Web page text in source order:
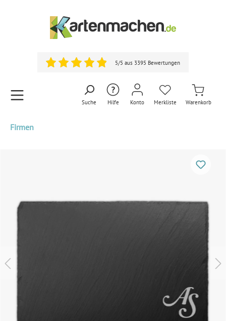
5/5 aus 3395 Bewertungen
Suche Hilfe Konto Merkliste Warenkorb
Firmen